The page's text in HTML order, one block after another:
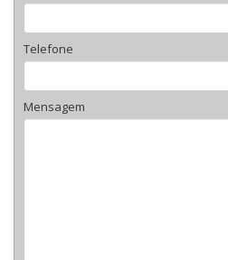
Telefone
Mensagem